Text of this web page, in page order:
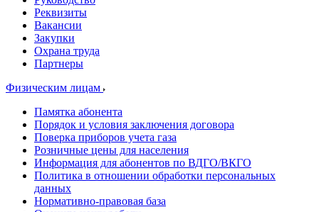
Реквизиты
Вакансии
Закупки
Охрана труда
Партнеры
Физическим лицам
Памятка абонента
Порядок и условия заключения договора
Поверка приборов учета газа
Розничные цены для населения
Информация для абонентов по ВДГО/ВКГО
Политика в отношении обработки персональных
данных
Нормативно-правовая база